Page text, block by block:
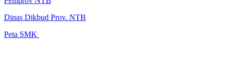
Dinas Dikbud Prov. NTB
Peta SMK